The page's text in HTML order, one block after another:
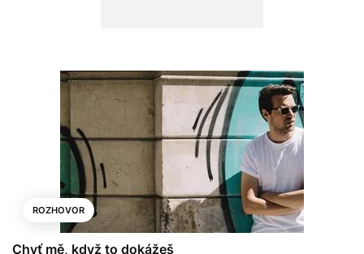
ROZHOVOR
Chyť mě, když to dokážeš